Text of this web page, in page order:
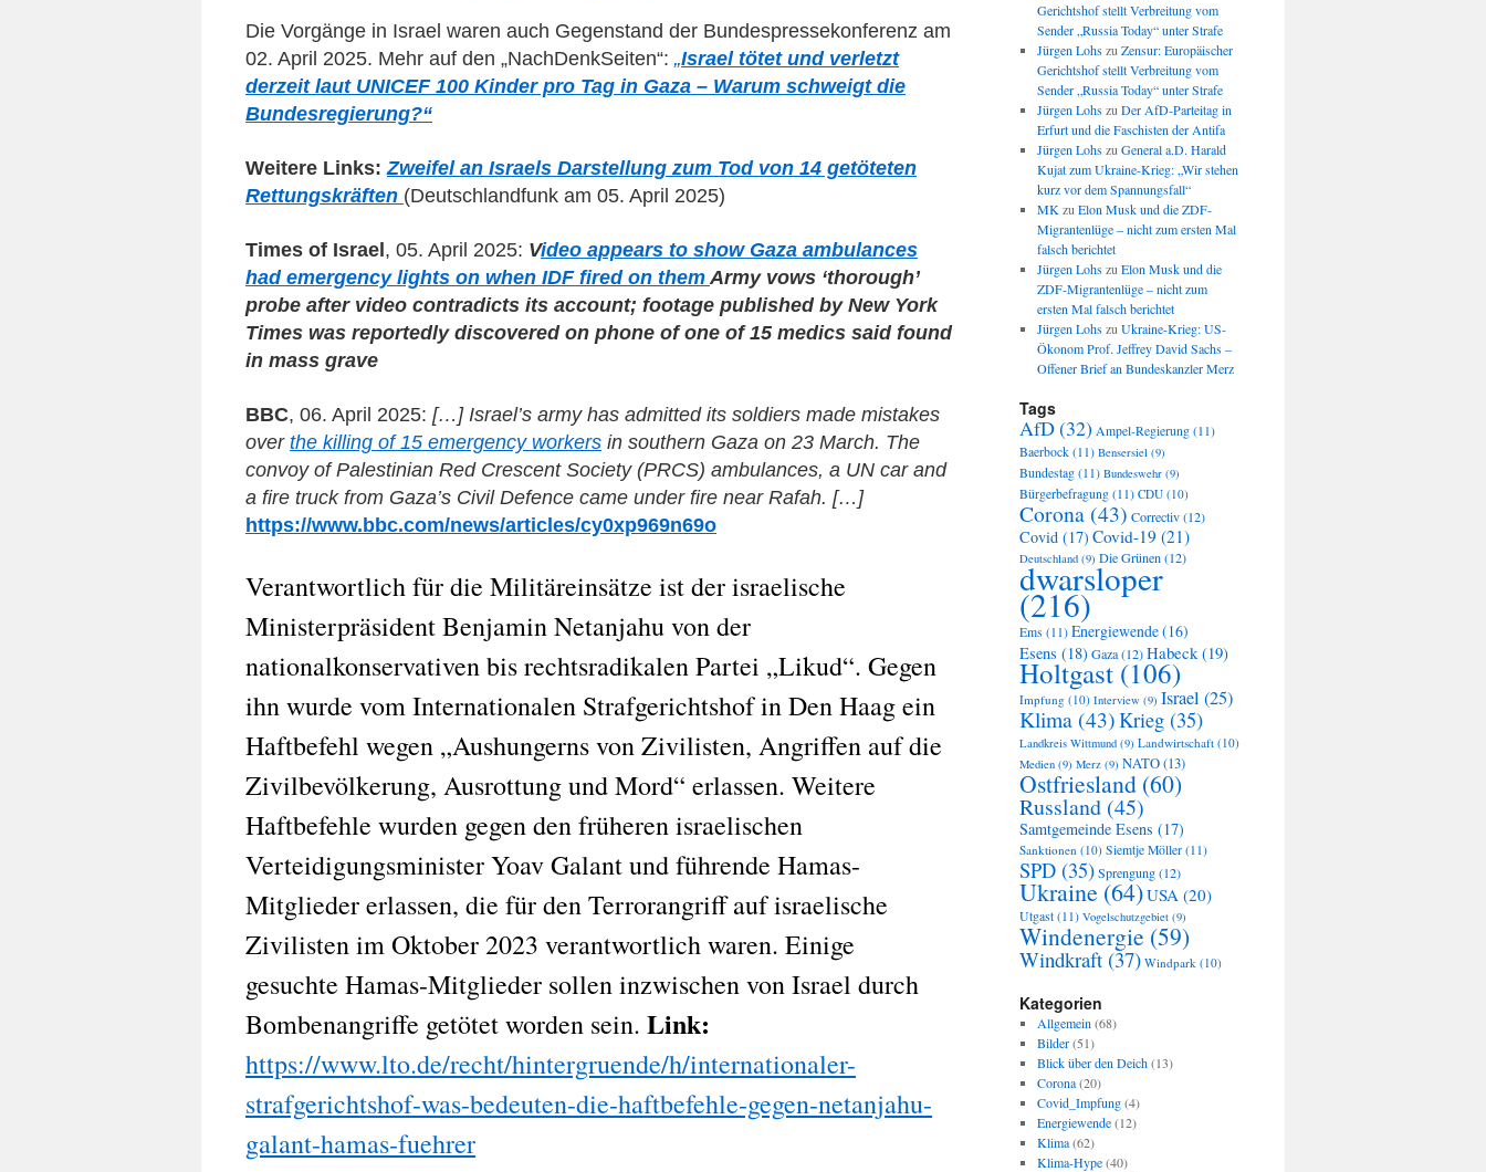
Die Vorgänge in Israel waren auch Gegenstand der Bundespressekonferenz am
02. April 2025. Mehr auf den „NachDenkSeiten“: „Israel tötet und verletzt
derzeit laut UNICEF 100 Kinder pro Tag in Gaza – Warum schweigt die
Bundesregierung?“
Weitere Links:Zweifel an Israels Darstellung zum Tod von 14 getöteten
Rettungskräften (Deutschlandfunk am 05. April 2025)
Times of Israel, 05. April 2025: Video appears to show Gaza ambulances
had emergency lights on when IDF fired on them Army vows ‘thorough’
probe after video contradicts its account; footage published by New York
Times was reportedly discovered on phone of one of 15 medics said found
in mass grave
BBC, 06. April 2025: […] Israel’s army has admitted its soldiers made mistakes
over the killing of 15 emergency workers in southern Gaza on 23 March. The
convoy of Palestinian Red Crescent Society (PRCS) ambulances, a UN car and
a fire truck from Gaza’s Civil Defence came under fire near Rafah. […]
https://www.bbc.com/news/articles/cy0xp969n69o
Verantwortlich für die Militäreinsätze ist der israelische
Ministerpräsident Benjamin Netanjahu von der
nationalkonservativen bis rechtsradikalen Partei „Likud“. Gegen
ihn wurde vom Internationalen Strafgerichtshof in Den Haag ein
Haftbefehl wegen „Aushungerns von Zivilisten, Angriffen auf die
Zivilbevölkerung, Ausrottung und Mord“ erlassen. Weitere
Haftbefehle wurden gegen den früheren israelischen
Verteidigungsminister Yoav Galant und führende Hamas-
Mitglieder erlassen, die für den Terrorangriff auf israelische
Zivilisten im Oktober 2023 verantwortlich waren. Einige
gesuchte Hamas-Mitglieder sollen inzwischen von Israel durch
Bombenangriffe getötet worden sein. Link:
https://www.lto.de/recht/hintergruende/h/internationaler-
strafgerichtshof-was-bedeuten-die-haftbefehle-gegen-netanjahu-
galant-hamas-fuehrer
Gerichtshof stellt Verbreitung vom
Sender „Russia Today“ unter Strafe
Jürgen Lohszu Zensur: Europäischer
Gerichtshof stellt Verbreitung vom
Sender „Russia Today“ unter Strafe
Jürgen Lohszu Der AfD-Parteitag in
Erfurt und die Faschisten der Antifa
Jürgen Lohszu General a.D. Harald
Kujat zum Ukraine-Krieg: „Wir stehen
kurz vor dem Spannungsfall“
MK zu Elon Musk und die ZDF-
Migrantenlüge – nicht zum ersten Mal
falsch berichtet
Jürgen Lohszu Elon Musk und die
ZDF-Migrantenlüge – nicht zum
ersten Mal falsch berichtet
Jürgen Lohszu Ukraine-Krieg: US-
Ökonom Prof. Jeffrey David Sachs –
Offener Brief an Bundeskanzler Merz
Tags
AfD(32) Ampel-Regierung (11)
Baerbock (11) Bensersiel (9)
Bundestag (11) Bundeswehr (9)
Bürgerbefragung (11) CDU (10)
Corona (43) Correctiv(12)
Covid (17) Covid-19 (21)
Deutschland (9) Die Grünen(12)
dwarsloper
(216)
Ems (11) Energiewende(16)
Esens (18)Gaza(12)Habeck(19)
Holtgast (106)
Impfung (10) Interview (9) Israel (25)
Klima (43)Krieg (35)
Landkreis Wittmund (9) Landwirtschaft (10)
Medien (9) Merz (9) NATO(13)
Ostfriesland (60)
Russland (45)
Samtgemeinde Esens (17)
Sanktionen (10) Siemtje Möller (11)
SPD (35)Sprengung(12)
Ukraine (64)USA (20)
Utgast (11) Vogelschutzgebiet (9)
Windenergie (59)
Windkraft (37) Windpark (10)
Kategorien
Allgemein (68)
Bilder(51)
Blick über den Deich(13)
Corona(20)
Covid_Impfung(4)
Energiewende(12)
Klima(62)
Klima-Hype(40)